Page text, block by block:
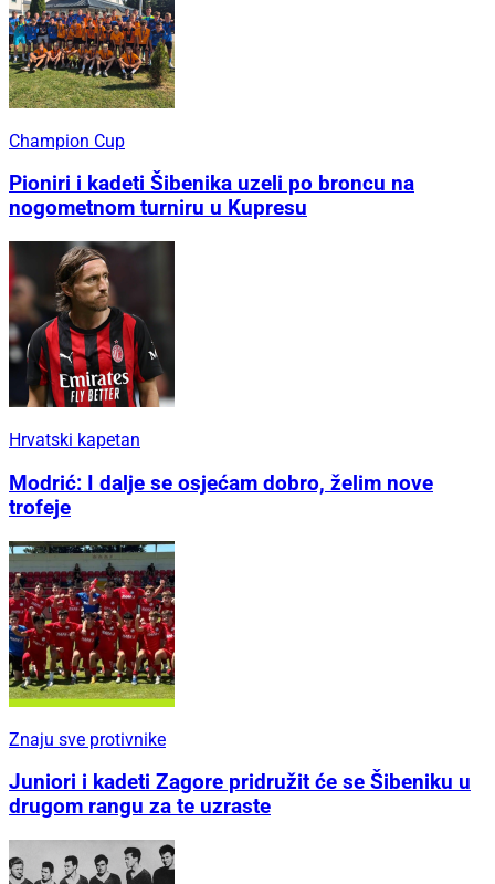
Champion Cup
Pioniri i kadeti Šibenika uzeli po broncu na
nogometnom turniru u Kupresu
Hrvatski kapetan
Modrić: I dalje se osjećam dobro, želim nove
trofeje
Znaju sve protivnike
Juniori i kadeti Zagore pridružit će se Šibeniku u
drugom rangu za te uzraste